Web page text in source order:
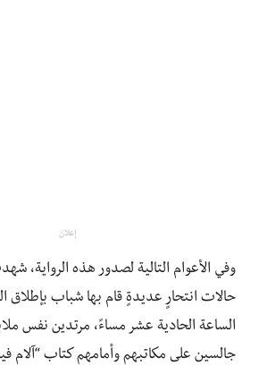
إعلان
وفي الأعوام التالية لصدور هذه الرواية،
حالات انتحارٍ عديدةٍ قام بها شباب بإطلاق
الساعة الحادية عشر مساءً، مرتدين نفس
جالسين على مكاتبهم وأمامهم كتاب “آلام